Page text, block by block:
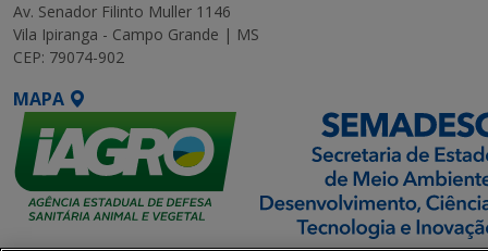
Av. Senador Filinto Muller 1146
Vila Ipiranga - Campo Grande | MS
CEP: 79074-902
MAPA